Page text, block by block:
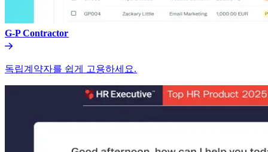
G-P Contractor​​
독립계약자를 쉽게 고용하세요.​​